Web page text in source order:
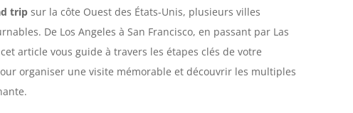
trip sur la côte Ouest des États-Unis, plusieurs villes
De Los Angeles à San Francisco, en passant par Las
article vous guide à travers les étapes clés de votre
organiser une visite mémorable et découvrir les multiples